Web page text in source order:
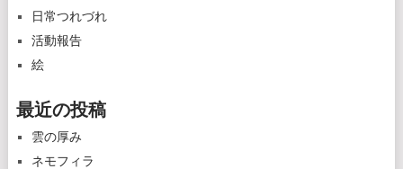
日常つれづれ
活動報告
絵
最近の投稿
雲の厚み
ネモフィラ